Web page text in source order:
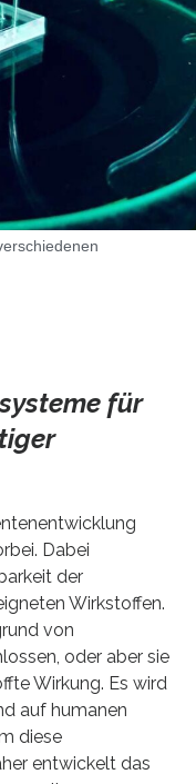
für
Dabei
der
Wirkstoffen.
von
oder aber sie
Wirkung. Es wird
auf humanen
diese
entwickelt das